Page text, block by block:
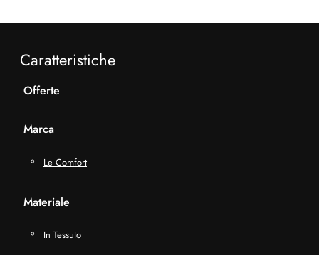
Caratteristiche
Offerte
Marca
Le Comfort
Materiale
In Tessuto